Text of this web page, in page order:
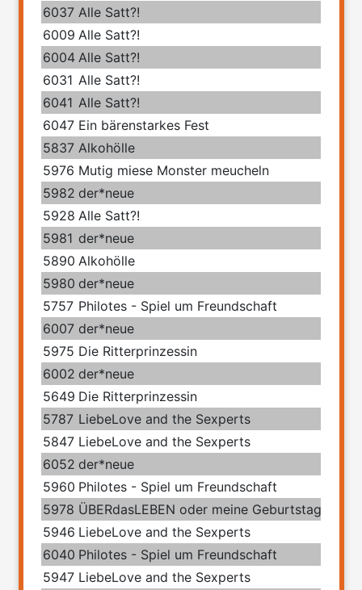
6037 Alle Satt?!
6009 Alle Satt?!
6004 Alle Satt?!
6031 Alle Satt?!
6041 Alle Satt?!
6047 Ein bärenstarkes Fest
5837 Alkohölle
5976 Mutig miese Monster meucheln
5982 der*neue
5928 Alle Satt?!
5981 der*neue
5890 Alkohölle
5980 der*neue
5757 Philotes - Spiel um Freundschaft
6007 der*neue
5975 Die Ritterprinzessin
6002 der*neue
5649 Die Ritterprinzessin
5787 LiebeLove and the Sexperts
5847 LiebeLove and the Sexperts
6052 der*neue
5960 Philotes - Spiel um Freundschaft
5978 ÜBERdasLEBEN oder meine Geburtstage mit
5946 LiebeLove and the Sexperts
6040 Philotes - Spiel um Freundschaft
5947 LiebeLove and the Sexperts